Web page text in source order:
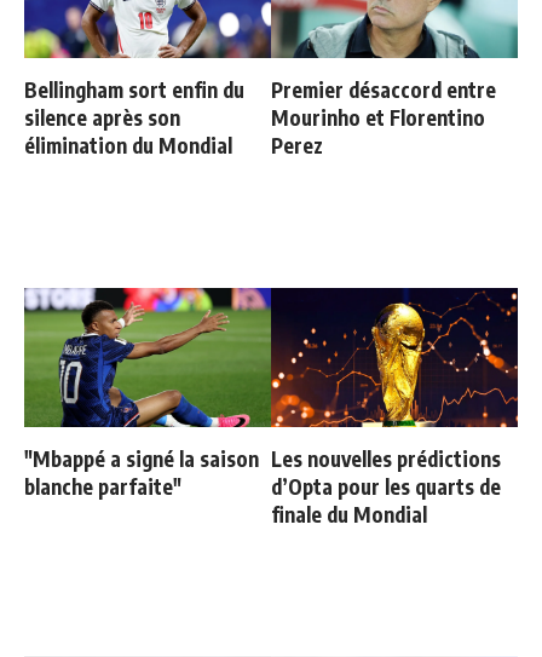
Bellingham sort enfin du
silence après son
élimination du Mondial
Premier désaccord entre
Mourinho et Florentino
Perez
"Mbappé a signé la saison
blanche parfaite"
Les nouvelles prédictions
d’Opta pour les quarts de
finale du Mondial